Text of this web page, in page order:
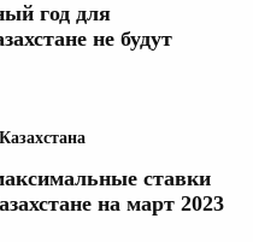
год для
не будут
ставки
на март 2023